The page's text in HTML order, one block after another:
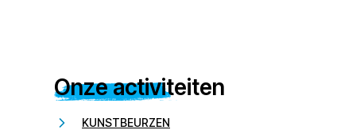
Onze activiteiten
KUNSTBEURZEN